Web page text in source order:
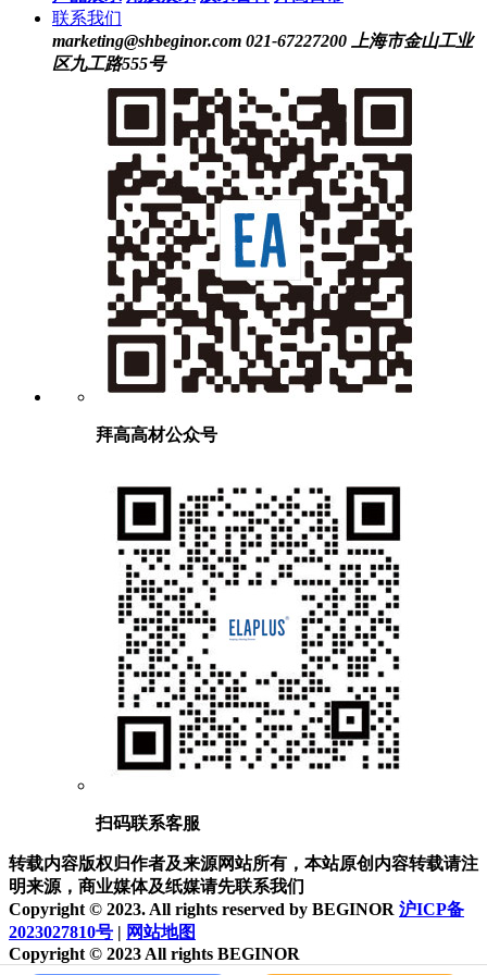
联系我们
marketing@shbeginor.com 021-67227200
上海市金山工业
区九工路555号
拜高高材公众号
扫码联系客服
转载内容版权归作者及来源网站所有，本站原创内容转载请注
明来源，商业媒体及纸媒请先联系我们
Copyright © 2023. All rights reserved by BEGINOR 沪ICP备
2023027810号 | 网站地图
Copyright © 2023 All rights BEGINOR